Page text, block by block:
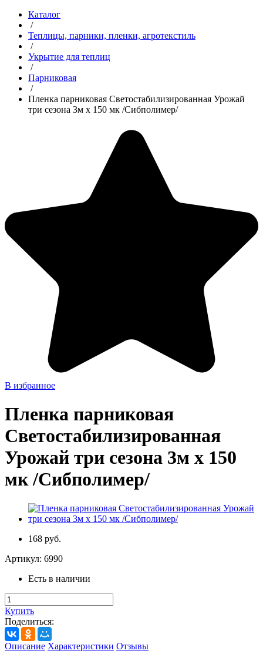
Каталог
/
Теплицы, парники, пленки, агротекстиль
/
Укрытие для теплиц
/
Парниковая
/
Пленка парниковая Светостабилизированная Урожай
три сезона 3м х 150 мк /Сибполимер/
В избранное
Пленка парниковая
Светостабилизированная
Урожай три сезона 3м х 150
мк /Сибполимер/
168 руб.
Артикул: 6990
Есть в наличии
Купить
Поделиться:
Описание Характеристики Отзывы